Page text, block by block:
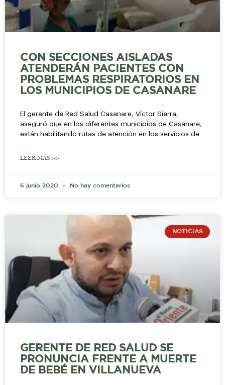
CON SECCIONES AISLADAS
ATENDERÁN PACIENTES CON
PROBLEMAS RESPIRATORIOS EN
LOS MUNICIPIOS DE CASANARE
El gerente de Red Salud Casanare, Víctor Sierra,
aseguró que en los diferentes municipios de Casanare,
están habilitando rutas de atención en los servicios de
LEER MÁS >>
6 junio 2020 No hay comentarios
NOTICIAS
GERENTE DE RED SALUD SE
PRONUNCIA FRENTE A MUERTE
DE BEBÉ EN VILLANUEVA